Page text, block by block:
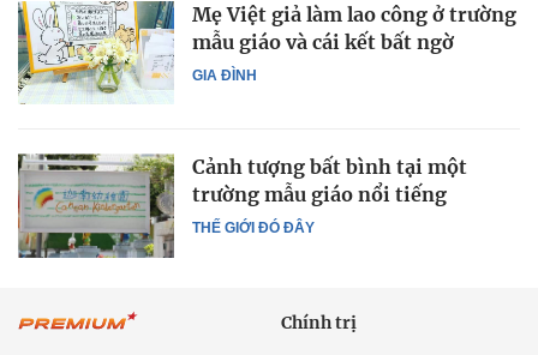
GIA ĐÌNH
Mẹ Việt giả làm lao công ở trường
mẫu giáo và cái kết bất ngờ
THẾ GIỚI ĐÓ ĐÂY
Cảnh tượng bất bình tại một
trường mẫu giáo nổi tiếng
Chính trị